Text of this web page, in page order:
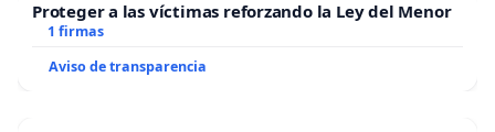
Proteger a las víctimas reforzando la Ley del Menor
1 firmas
Aviso de transparencia